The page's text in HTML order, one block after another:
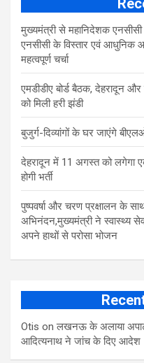
मुख्यमंत्री से महानिदेशक एनसीसी
एनसीसी के विस्तार एवं आधुनिक
महत्वपूर्ण चर्चा
एमडीडीए बोर्ड बैठक, देहरादून
को मिली हरी झंडी
बुजुर्ग-दिव्यांगों के घर जाएंगे
​देहरादून में 11 अगस्त को लगेगा
होगी भर्ती
पुष्पवर्षा और चरण प्रक्षालन के
अभिनंदन,मुख्यमंत्री ने स्वास्थ्य
अपने हाथों से परोसा भोजन
Otis onलखनऊ के अलाया
आद‍ित्‍यनाथ ने जांच के द‍िए आदेश